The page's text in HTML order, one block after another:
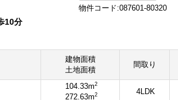
10分
物件コード:087601-80320
建物面積
土地面積
間取り
104.33m2
272.63m2 4LDK